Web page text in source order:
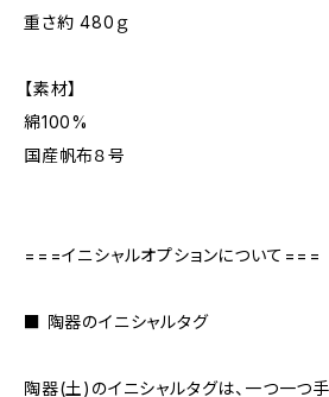
重さ約 480ｇ
【素材】
綿100%
国産帆布８号
===イニシャルオプションについて===
■ 陶器のイニシャルタグ
陶器(土)のイニシャルタグは、一つ一つ